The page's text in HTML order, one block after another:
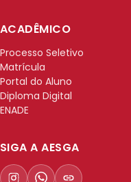
ACADÊMICO
Processo Seletivo
Matrícula
Portal do Aluno
Diploma Digital
ENADE
SIGA A AESGA